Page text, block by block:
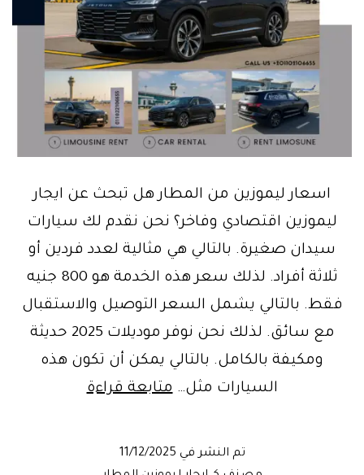
اسعار ليموزين من المطار هل تبحث عن ايجار
ليموزين اقتصادي وفاخر؟ نحن نقدم لك سيارات
سيدان صغيرة. بالتالي هي مثالية لعدد فردين أو
ثلاثة أفراد. لذلك سعر هذه الخدمة هو 800 جنيه
فقط. بالتالي يشمل السعر التوصيل والاستقبال
مع سائق. لذلك نحن نوفر موديلات 2025 حديثة
ومكيفة بالكامل. بالتالي يمكن أن تكون هذه
السيارات مثل…متابعة قراءة
تم النشر في 11/12/2025